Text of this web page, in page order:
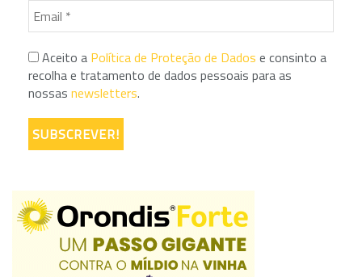
Aceito a Política de Proteção de Dados e consinto a
recolha e tratamento de dados pessoais para as
nossas newsletters.